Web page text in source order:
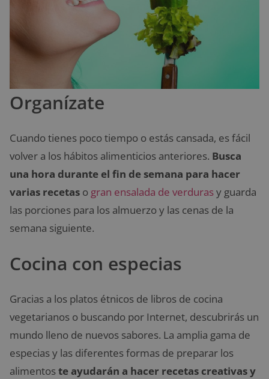
Organízate
Cuando tienes poco tiempo o estás cansada, es fácil
volver a los hábitos alimenticios anteriores. Busca
una hora durante el fin de semana para hacer
varias recetas o gran ensalada de verdurasy guarda
las porciones para los almuerzo y las cenas de la
semana siguiente.
Cocina con especias
Gracias a los platos étnicos de libros de cocina
vegetarianos o buscando por Internet, descubrirás un
mundo lleno de nuevos sabores. La amplia gama de
especias y las diferentes formas de preparar los
alimentoste ayudarán a hacer recetas creativas y